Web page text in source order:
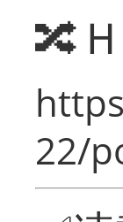
🔀
22/